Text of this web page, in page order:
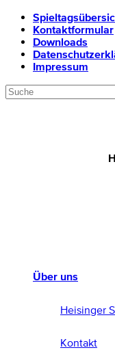
Kontaktformular
Downloads
Impressum
Über uns
Heisinger
Kontakt